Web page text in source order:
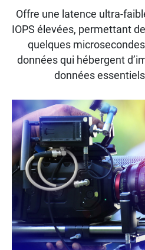
Offre une latence ultra-
IOPS élevées, permettant
quelques
données qui hébergent
données